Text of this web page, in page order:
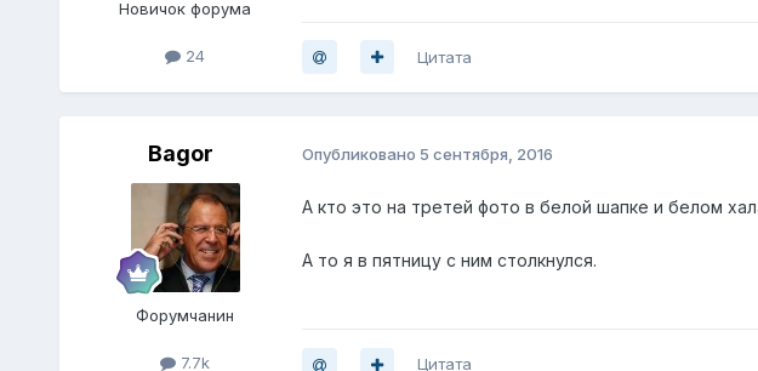
Новичок форума
24 Цитата
Bagor
Форумчанин
7.7k
Опубликовано 5 сентября, 2016
А кто это на третей фото в белой шапке и белом
А то я в пятницу с ним столкнулся.
Цитата